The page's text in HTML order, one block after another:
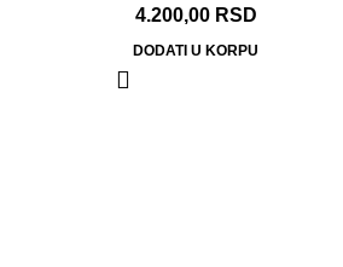
4.200,00 RSD
DODATI U KORPU